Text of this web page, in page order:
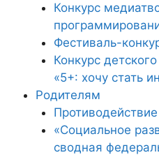
Конкурс
Фестиваль-
Конкурс
«5+: хочу стать
Родителям
«Социальное
сводная